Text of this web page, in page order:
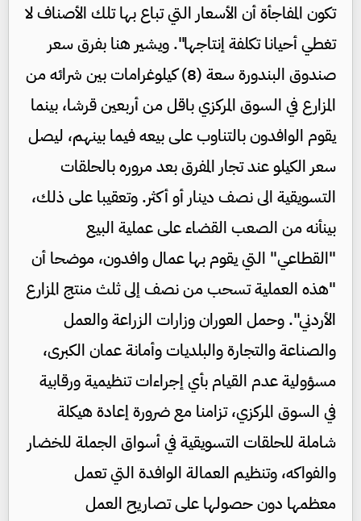
تكون المفاجأة أن الأسعار التي تباع بها تلك الأصناف لا
تغطي أحيانا تكلفة إنتاجها". ويشير هنا بفرق سعر
صندوق البندورة سعة (8) كيلوغرامات بين شرائه من
المزارع في السوق المركزي باقل من أربعين قرشا، بينما
يقوم الوافدون بالتناوب على بيعه فيما بينهم، ليصل
سعر الكيلو عند تجار المفرق بعد مروره بالحلقات
التسويقية الى نصف دينار أو أكثر. وتعقيبا على ذلك،
بينأنه من الصعب القضاء على عملية البيع
"القطاعي" التي يقوم بها عمال وافدون، موضحا أن
"هذه العملية تسحب من نصف إلى ثلث منتج المزارع
الأردني". وحمل العوران وزارات الزراعة والعمل
والصناعة والتجارة والبلديات وأمانة عمان الكبرى،
مسؤولية عدم القيام بأي إجراءات تنظيمية ورقابية
في السوق المركزي، تزامنا مع ضرورة إعادة هيكلة
شاملة للحلقات التسويقية في أسواق الجملة للخضار
والفواكه، وتنظيم العمالة الوافدة التي تعمل
معظمها دون حصولها على تصاريح العمل